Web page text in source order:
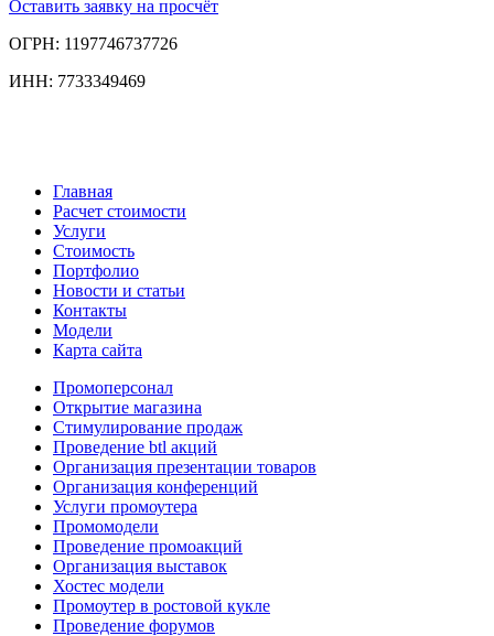
Оставить заявку на просчёт
ОГРН: 1197746737726
ИНН: 7733349469
Главная
Расчет стоимости
Услуги
Стоимость
Портфолио
Новости и статьи
Контакты
Модели
Карта сайта
Промоперсонал
Открытие магазина
Стимулирование продаж
Проведение btl акций
Организация презентации товаров
Организация конференций
Услуги промоутера
Промомодели
Проведение промоакций
Организация выставок
Хостес модели
Промоутер в ростовой кукле
Проведение форумов